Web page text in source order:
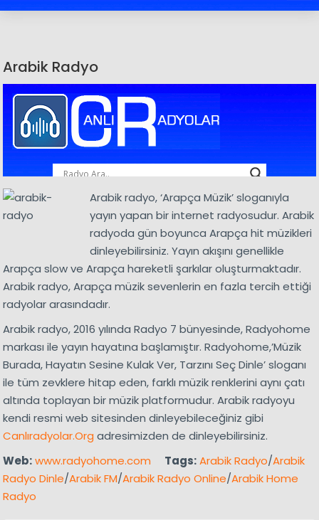
Arabik Radyo
Arabik radyo, ‘Arapça Müzik’ sloganıyla
yayın yapan bir internet radyosudur. Arabik
radyoda gün boyunca Arapça hit müzikleri
dinleyebilirsiniz. Yayın akışını genellikle
Arapça slow ve Arapça hareketli şarkılar oluşturmaktadır.
Arabik radyo, Arapça müzik sevenlerin en fazla tercih ettiği
radyolar arasındadır.
Arabik radyo, 2016 yılında Radyo 7 bünyesinde, Radyohome
markası ile yayın hayatına başlamıştır. Radyohome,’Müzik
Burada, Hayatın Sesine Kulak Ver, Tarzını Seç Dinle’ sloganı
ile tüm zevklere hitap eden, farklı müzik renklerini aynı çatı
altında toplayan bir müzik platformudur. Arabik radyoyu
kendi resmi web sitesinden dinleyebileceğiniz gibi
Canlıradyolar.Org adresimizden de dinleyebilirsiniz.
Web:www.radyohome.com Tags:Arabik Radyo/Arabik
Radyo Dinle/Arabik FM/Arabik Radyo Online/Arabik Home
Radyo